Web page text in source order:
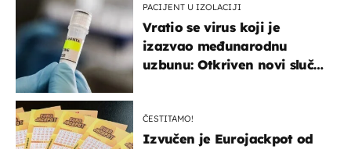
PACIJENT U IZOLACIJI
Vratio se virus koji je
izazvao međunarodnu
uzbunu: Otkriven novi slučaj
ČESTITAMO!
Izvučen je Eurojackpot od